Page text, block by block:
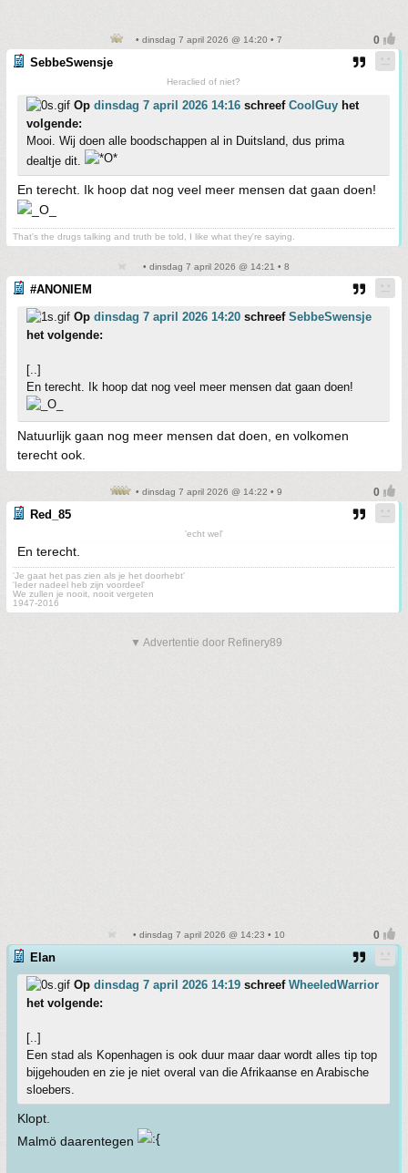
• dinsdag 7 april 2026 @ 14:20 • 7
SebbeSwensje
Heraclied of niet?
Op dinsdag 7 april 2026 14:16 schreef CoolGuy het
volgende:
Mooi. Wij doen alle boodschappen al in Duitsland, dus prima
dealtje dit.
En terecht. Ik hoop dat nog veel meer mensen dat gaan doen!
That's the drugs talking and truth be told, I like what they're saying.
• dinsdag 7 april 2026 @ 14:21 • 8
#ANONIEM
Op dinsdag 7 april 2026 14:20 schreef SebbeSwensje
het volgende:
[..]
En terecht. Ik hoop dat nog veel meer mensen dat gaan doen!
Natuurlijk gaan nog meer mensen dat doen, en volkomen
terecht ook.
• dinsdag 7 april 2026 @ 14:22 • 9
Red_85
'echt wel'
En terecht.
'Je gaat het pas zien als je het doorhebt'
'Ieder nadeel heb zijn voordeel'
We zullen je nooit, nooit vergeten
1947-2016
▼ Advertentie door Refinery89
• dinsdag 7 april 2026 @ 14:23 • 10
Elan
Op dinsdag 7 april 2026 14:19 schreef WheeledWarrior
het volgende:
[..]
Een stad als Kopenhagen is ook duur maar daar wordt alles tip top
bijgehouden en zie je niet overal van die Afrikaanse en Arabische
sloebers.
Klopt.
Malmö daarentegen